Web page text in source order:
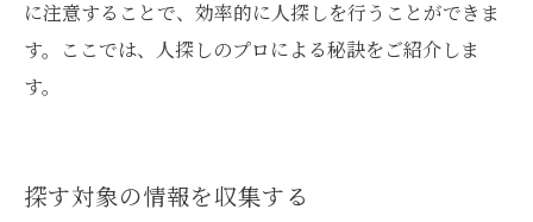
に注意することで、効率的に人探しを行うことができま
す。ここでは、人探しのプロによる秘訣をご紹介しま
す。
探す対象の情報を収集する